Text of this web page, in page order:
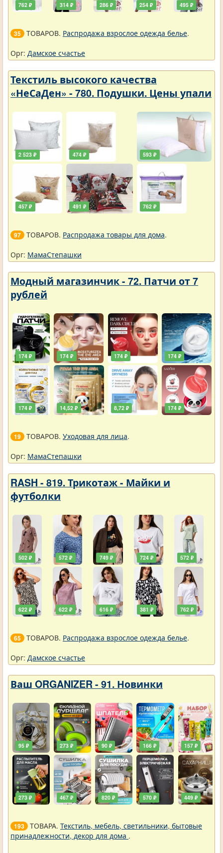
762 ₽ 314 ₽ 286 ₽ 254 ₽ 495 ₽
35 ТОВАРОВ. Распродажа взрослое одежда белье.
Орг: Дамское счастье
Текстиль высокого качества
«НеСаДен» - 780. Подушки. Цены упали
2 523 ₽
457 ₽
474 ₽
491 ₽
593 ₽
762 ₽
97 ТОВАРОВ. Распродажа товары для дома.
Орг: МамаСтепашки
Модный магазинчик - 72. Патчи от 7
рублей
174 ₽
174 ₽
174 ₽
14,52 ₽
174 ₽
8,72 ₽
174 ₽
174 ₽
19 ТОВАРОВ. Уходовая для лица.
Орг: МамаСтепашки
RASH - 819. Трикотаж - Майки и
футболки
502 ₽
622 ₽
572 ₽
622 ₽
749 ₽
616 ₽
724 ₽
381 ₽
572 ₽
762 ₽
65 ТОВАРОВ. Распродажа взрослое одежда белье.
Орг: Дамское счастье
Ваш ORGANIZER - 91. Новинки
95 ₽
273 ₽
273 ₽
467 ₽
90 ₽
820 ₽
166 ₽
570 ₽
157 ₽
449 ₽
193 ТОВАРА. Текстиль, мебель, светильники, бытовые
принадлежности, декор для дома .